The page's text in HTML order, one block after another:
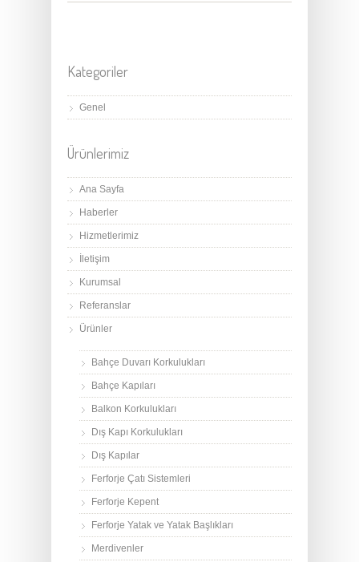
Kategoriler
Genel
Ürünlerimiz
Ana Sayfa
Haberler
Hizmetlerimiz
İletişim
Kurumsal
Referanslar
Ürünler
Bahçe Duvarı Korkulukları
Bahçe Kapıları
Balkon Korkulukları
Dış Kapı Korkulukları
Dış Kapılar
Ferforje Çatı Sistemleri
Ferforje Kepent
Ferforje Yatak ve Yatak Başlıkları
Merdivenler